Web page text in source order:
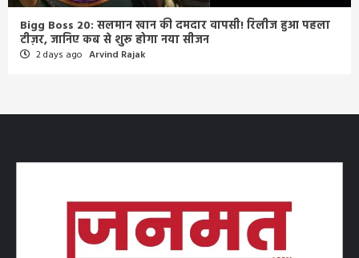
Bigg Boss 20: सलमान खान की दमदार वापसी! रिलीज हुआ पहला
टीज़र, जानिए कब से शुरू होगा नया सीजन
2 days ago Arvind Rajak